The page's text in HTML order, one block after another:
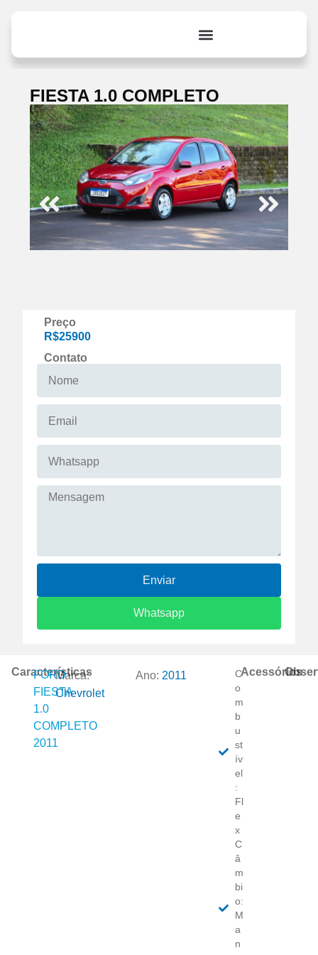
FIESTA 1.0 COMPLETO
Preço
R$25900
Contato
Enviar
Whatsapp
Características
FORD
FIESTA
1.0
COMPLETO
2011
Marca:
Chevrolet
Ano: 2011
C
o
m
b
u
st
ív
el
:
Fl
e
x
C
â
m
bi
o:
M
a
n
Acessórios